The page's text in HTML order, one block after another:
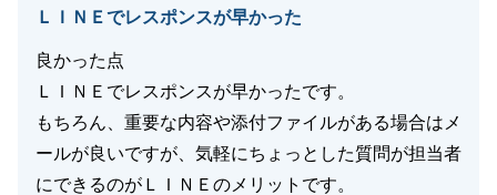
ＬＩＮＥでレスポンスが早かった
良かった点
ＬＩＮＥでレスポンスが早かったです。
もちろん、重要な内容や添付ファイルがある場合はメ
ールが良いですが、気軽にちょっとした質問が担当者
にできるのがＬＩＮＥのメリットです。